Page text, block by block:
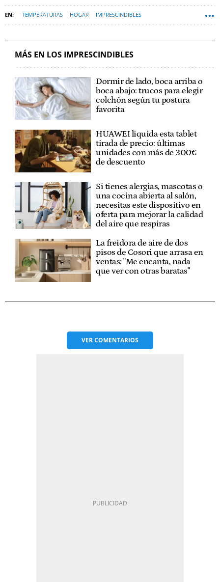
TEMPERATURAS HOGAR IMPRESCINDIBLES
MÁS EN LOS IMPRESCINDIBLES
Dormir de lado, boca arriba o
boca abajo: trucos para elegir
colchón según tu postura
favorita
HUAWEI liquida esta tablet
tirada de precio: últimas
unidades con más de 300€
de descuento
Si tienes alergias, mascotas o
una cocina abierta al salón,
necesitas este dispositivo en
oferta para mejorar la calidad
del aire que respiras
La freidora de aire de dos
pisos de Cosori que arrasa en
ventas: "Me encanta, nada
que ver con otras baratas"
VERCOMENTARIOS